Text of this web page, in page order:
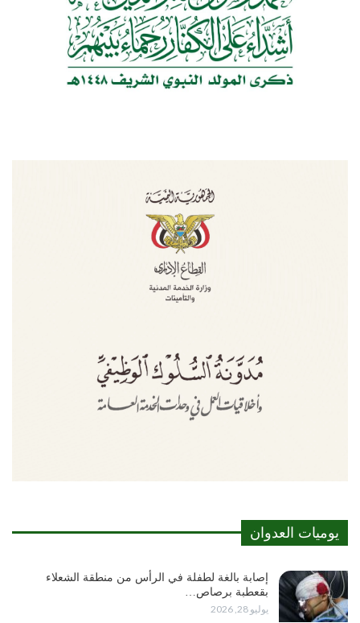
يوميات العدوان
إصابة بالغة لطفلة في الرأس من منطقة الشعلاء
بقعطبة برصاص…
يوليو 28, 2026